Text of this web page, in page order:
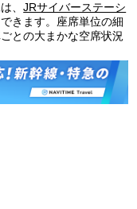
、JRサイバーステーシ
きます。座席単位の細
との大まかな空席状況